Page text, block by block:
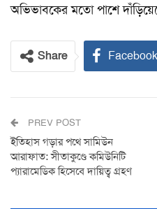
অভিভাবকের মতো পাশে
Share Facebook
PREV POST
ইতিহাস গড়ার পথে সামিউন
আরাফাত: সীতাকুণ্ডে কমিউনিটি
প্যারামেডিক হিসেবে দায়িত্ব গ্রহণ